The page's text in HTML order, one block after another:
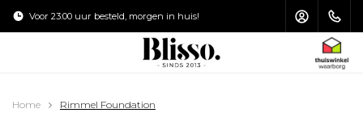
Make-up
Verzorging
Haarverzorging
Make-up Kwasten
Accessoires
Zonverzorging
Verzending €4,95 Achteraf
Home Rimmel Foundation